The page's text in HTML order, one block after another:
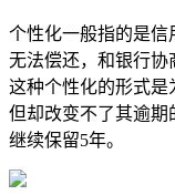
个性化一般指的是信
无法偿还，和银行协
这种个性化的形式是
但却改变不了其逾期
继续保留5年。